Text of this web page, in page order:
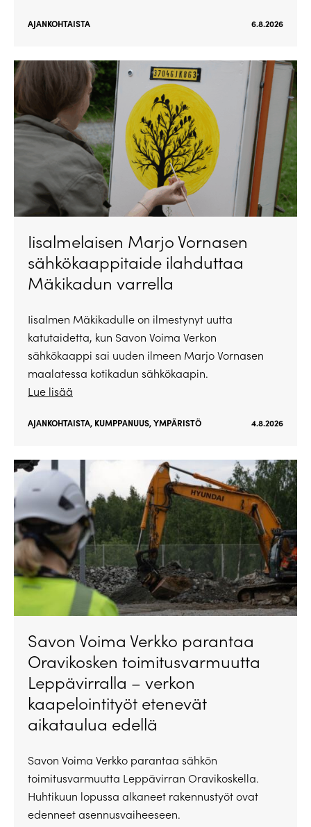
AJANKOHTAISTA 6.8.2026
Iisalmelaisen Marjo Vornasen
sähkökaappitaide ilahduttaa
Mäkikadun varrella
Iisalmen Mäkikadulle on ilmestynyt uutta
katutaidetta, kun Savon Voima Verkon
sähkökaappi sai uuden ilmeen Marjo Vornasen
maalatessa kotikadun sähkökaapin.
Lue lisää
AJANKOHTAISTA, KUMPPANUUS,YMPÄRISTÖ 4.8.2026
Savon Voima Verkko parantaa
Oravikosken toimitusvarmuutta
Leppävirralla – verkon
kaapelointityöt etenevät
aikataulua edellä
Savon Voima Verkko parantaa sähkön
toimitusvarmuutta Leppävirran Oravikoskella.
Huhtikuun lopussa alkaneet rakennustyöt ovat
edenneet asennusvaiheeseen.